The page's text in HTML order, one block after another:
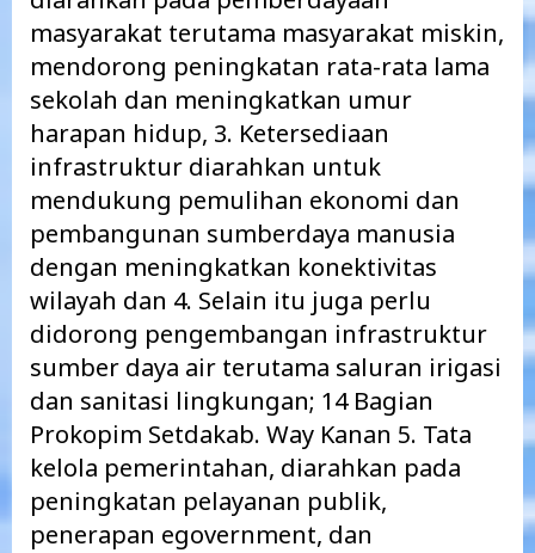
masyarakat terutama masyarakat miskin,
mendorong peningkatan rata-rata lama
sekolah dan meningkatkan umur
harapan hidup, 3. Ketersediaan
infrastruktur diarahkan untuk
mendukung pemulihan ekonomi dan
pembangunan sumberdaya manusia
dengan meningkatkan konektivitas
wilayah dan 4. Selain itu juga perlu
didorong pengembangan infrastruktur
sumber daya air terutama saluran irigasi
dan sanitasi lingkungan; 14 Bagian
Prokopim Setdakab. Way Kanan 5. Tata
kelola pemerintahan, diarahkan pada
peningkatan pelayanan publik,
penerapan egovernment, dan